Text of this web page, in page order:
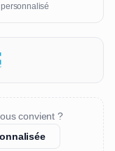
personnalisé
convient ?